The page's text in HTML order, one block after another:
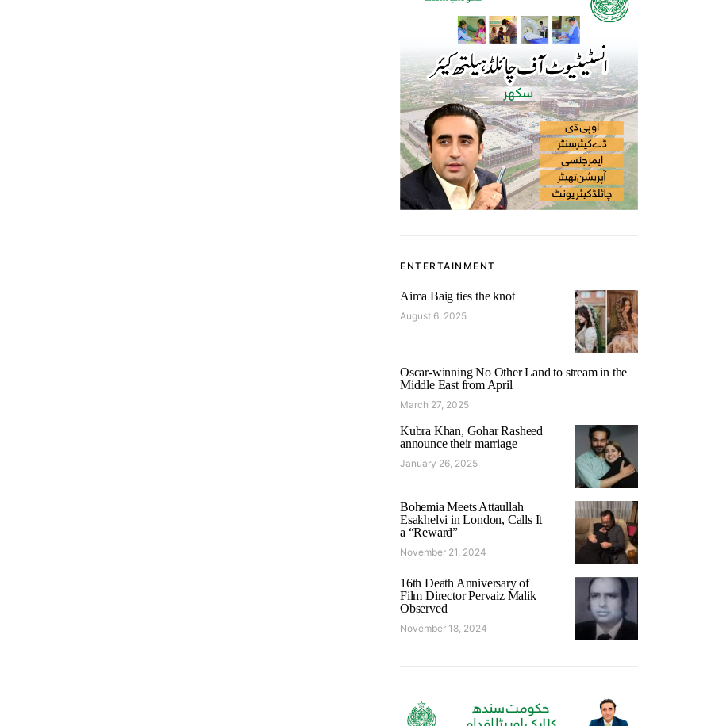
ENTERTAINMENT
Aima Baig ties the knot
August 6, 2025
Oscar-winning No Other Land to stream in the
Middle East from April
March 27, 2025
Kubra Khan, Gohar Rasheed
announce their marriage
January 26, 2025
Bohemia Meets Attaullah
Esakhelvi in London, Calls It
a “Reward”
November 21, 2024
16th Death Anniversary of
Film Director Pervaiz Malik
Observed
November 18, 2024